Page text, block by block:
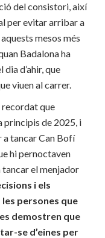
del consistori, així
per evitar arribar a
mesos més
Badalona ha
d’ahir, que
viuen al carrer.
recordat que
principis de 2025, i
a tancar Can Bofí
hi pernoctaven
el menjador
i els
persones que
demostren que
se d’eines per